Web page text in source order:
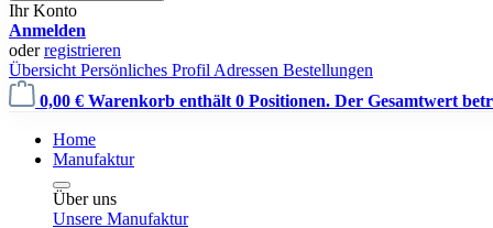
Ihr Konto
Anmelden
oderregistrieren
Übersicht Persönliches Profil Adressen Bestellungen
0,00 € Warenkorb enthält 0 Positionen. Der Gesamtwert
Home
Manufaktur
Über uns
Unsere Manufaktur